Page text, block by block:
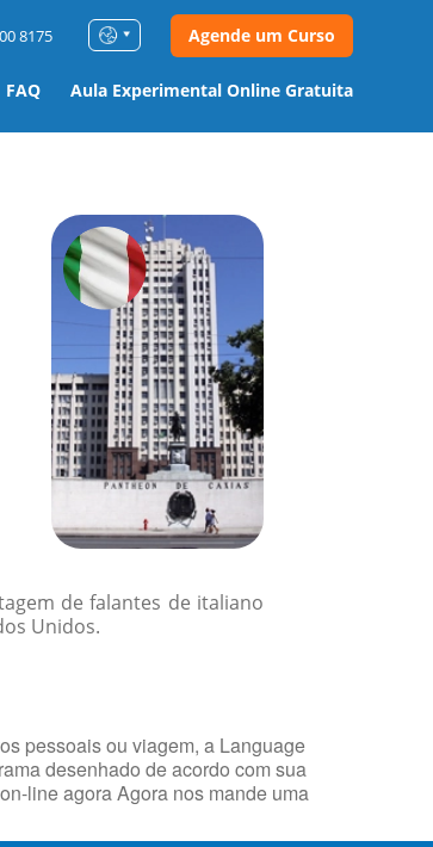
FAQ Aula Experimental Online Gratuita
8175 Agende um Curso
de falantes de italiano
Unidos.
pessoais ou viagem, a Language
desenhado de acordo com sua
line agora Agora nos mande uma